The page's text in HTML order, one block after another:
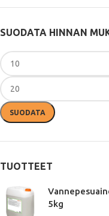
SUODATA HINNAN
SUODATA
TUOTTEET
5kg